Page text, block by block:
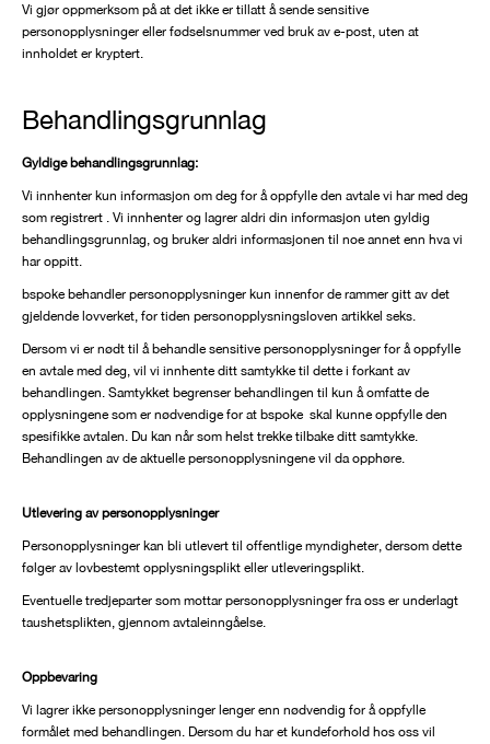
Vi gjør oppmerksom på at det ikke er tillatt å sende sensitive
personopplysninger eller fødselsnummer ved bruk av e-post, uten at
innholdet er kryptert.
Behandlingsgrunnlag
Gyldige behandlingsgrunnlag:
Vi innhenter kun informasjon om deg for å oppfylle den avtale vi har med deg
som registrert . Vi innhenter og lagrer aldri din informasjon uten gyldig
behandlingsgrunnlag, og bruker aldri informasjonen til noe annet enn hva vi
har oppitt.
bspoke behandler personopplysninger kun innenfor de rammer gitt av det
gjeldende lovverket, for tiden personopplysningsloven artikkel seks.
Dersom vi er nødt til å behandle sensitive personopplysninger for å oppfylle
en avtale med deg, vil vi innhente ditt samtykke til dette i forkant av
behandlingen. Samtykket begrenser behandlingen til kun å omfatte de
opplysningene som er nødvendige for at bspoke skal kunne oppfylle den
spesifikke avtalen. Du kan når som helst trekke tilbake ditt samtykke.
Behandlingen av de aktuelle personopplysningene vil da opphøre.
Utlevering av personopplysninger
Personopplysninger kan bli utlevert til offentlige myndigheter, dersom dette
følger av lovbestemt opplysningsplikt eller utleveringsplikt.
Eventuelle tredjeparter som mottar personopplysninger fra oss er underlagt
taushetsplikten, gjennom avtaleinngåelse.
Oppbevaring
Vi lagrer ikke personopplysninger lenger enn nødvendig for å oppfylle
formålet med behandlingen. Dersom du har et kundeforhold hos oss vil